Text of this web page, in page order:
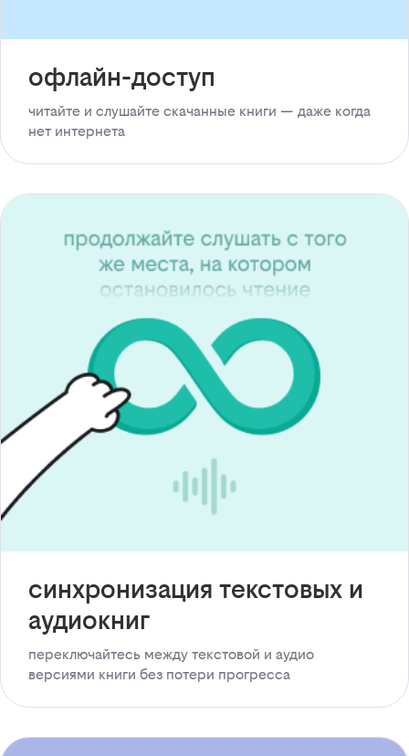
офлайн-доступ
читайте и слушайте скачанные книги — даже когда
нет интернета
синхронизация текстовых и
аудиокниг
переключайтесь между текстовой и аудио
версиями книги без потери прогресса